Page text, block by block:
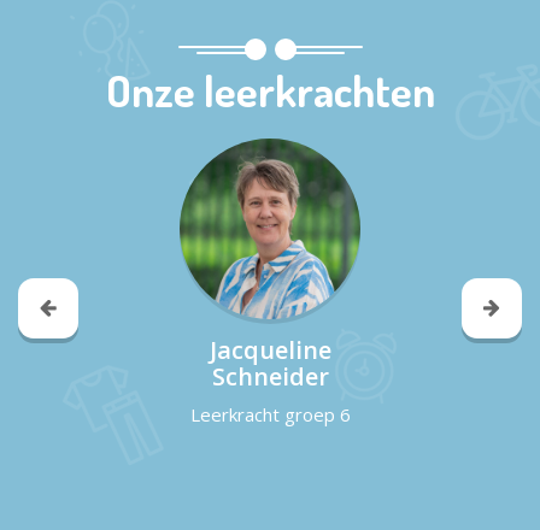
Onze leerkrachten
Jacqueline
Schneider
Leerkracht groep 6